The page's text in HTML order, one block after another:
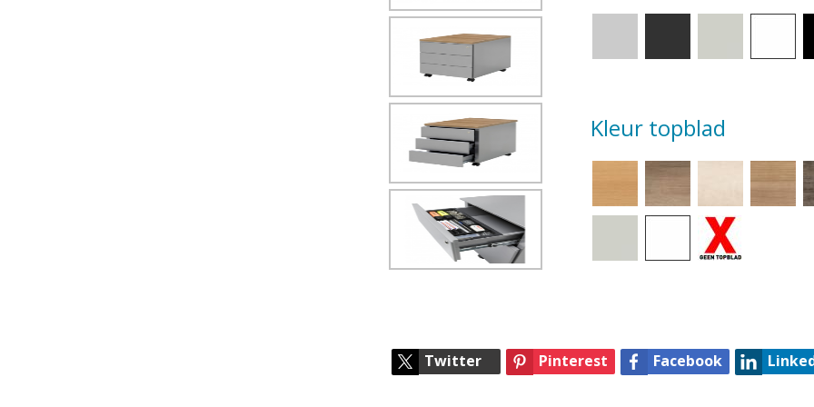
Kleur topblad
Twitter Pinterest Facebook